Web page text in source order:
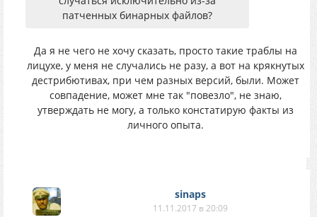
патченных бинарных файлов?
Да я не чего не хочу сказать, просто такие траблы на
лицухе, у меня не случались не разу, а вот на крякнутых
дестрибютивах, при чем разных версий, были. Может
совпадение, может мне так "повезло", не знаю,
утверждать не могу, а только констатирую факты из
личного опыта.
sinaps
11.11.2017 в 20:09